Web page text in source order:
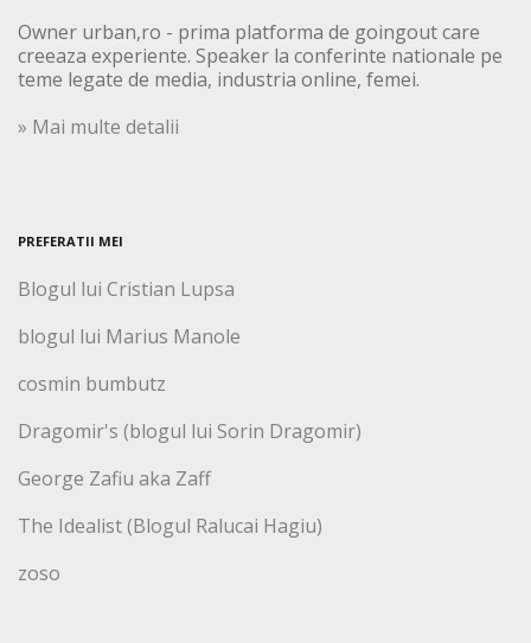
Owner urban,ro - prima platforma de goingout care
creeaza experiente. Speaker la conferinte nationale pe
teme legate de media, industria online, femei.
» Mai multe detalii
PREFERATII MEI
Blogul lui Cristian Lupsa
blogul lui Marius Manole
cosmin bumbutz
Dragomir's (blogul lui Sorin Dragomir)
George Zafiu aka Zaff
The Idealist (Blogul Ralucai Hagiu)
zoso